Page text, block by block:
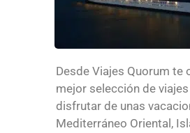
Desde Viajes Quorum te
mejor selección de
disfrutar de unas
Mediterráneo Oriental,